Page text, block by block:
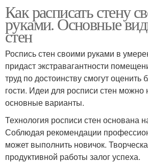
Как расписать стену
руками. Основные
стен
Роспись стен своими руками в
придаст экстравагантности
труд по достоинству смогут оценить
гости. Идеи для росписи стен можно
основные варианты.
Технология росписи стен основана
Соблюдая рекомендации
может выполнить новичок.
продуктивной работы залог успеха.